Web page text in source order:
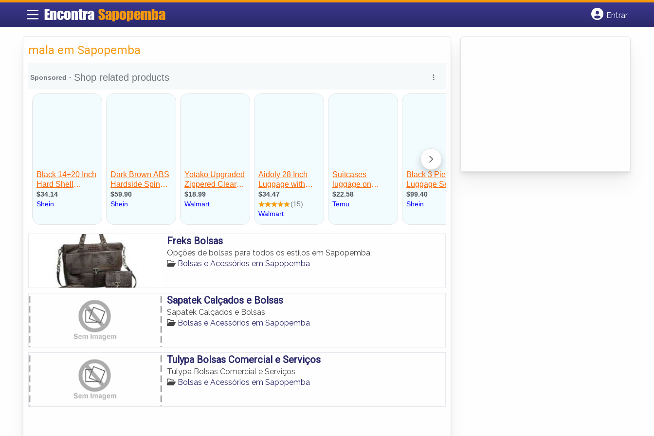
Encontra Sapopemba
Entrar
mala em Sapopemba
Freks Bolsas
Opções de bolsas para todos os estilos em Sapopemba.
Bolsas e Acessórios em Sapopemba
Sapatek Calçados e Bolsas
Sapatek Calçados e Bolsas
Bolsas e Acessórios em Sapopemba
Tulypa Bolsas Comercial e Serviços
Tulypa Bolsas Comercial e Serviços
Bolsas e Acessórios em Sapopemba